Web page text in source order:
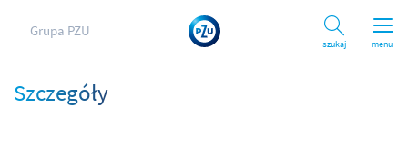
menu
Grupa PZU
Szukaj
Szczegóły